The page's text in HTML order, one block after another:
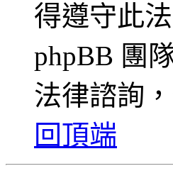
得遵守此
phpBB 團
法律諮詢
回頂端